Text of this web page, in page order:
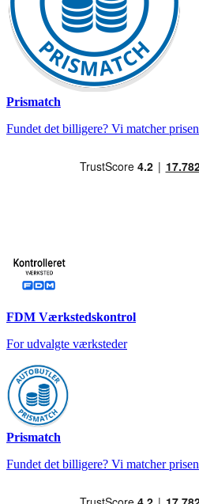
Prismatch
Fundet det billigere? Vi matcher prisen
FDM Værkstedskontrol
For udvalgte værksteder
Prismatch
Fundet det billigere? Vi matcher prisen